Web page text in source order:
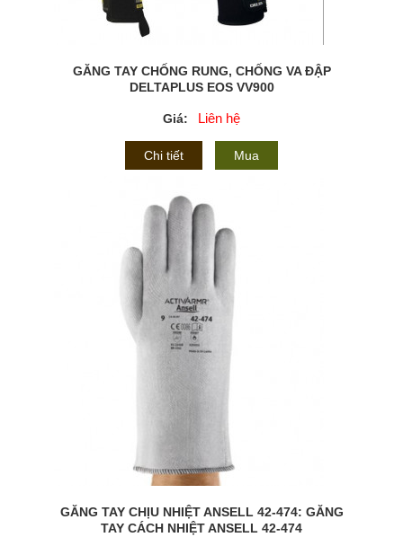
GĂNG TAY CHỐNG RUNG, CHỐNG VA ĐẬP
DELTAPLUS EOS VV900
Giá: Liên hệ
Chi tiết Mua
GĂNG TAY CHỊU NHIỆT ANSELL 42-474: GĂNG
TAY CÁCH NHIỆT ANSELL 42-474